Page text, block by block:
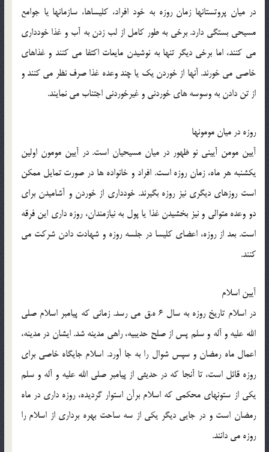
در ميان پروتستانها زمان روزه به خود افراد، كليساها، سازمانها يا جوامع
مسيحي بستگي دارد. برخي به طور كامل از لب زدن به آب و غذا خودداري
مي كنند، اما برخي ديگر تنها به نوشيدن مايعات اكتفا مي كنند و غذاهاي
خاصي مي خورند. آنها از خوردن يك يا چند وعده غذا صرف نظر مي كنند و
از تن دادن به وسوسه هاي خوردني و غيرخوردني اجتناب مي نمايند.
روزه در ميان مومونها
آيين مومن آييني نو ظهور در ميان مسيحيان است. در آيين مومون اولين
يكشنبه هر ماه، زمان روزه است. افراد و خانواده ها در صورت تمايل ممكن
است روزهاي ديگري نيز روزه بگيرند. خودداري از خوردن و آشاميدن براي
دو وعده متوالي و نيز بخشيدن غذا يا پول به نيازمندان، روزه داري اين فرقه
است. بعد از روزه، اعضاي كليسا در جلسه روزه و شهادت دادن شركت مي
كنند.
آيين اسلام
در اسلام تاريخ روزه به سال 6 ه.ق مي رسد. زماني كه پيامبر اسلام صلي
الله عليه و آله و سلم پس از صلح حديبيه، راهي مدينه شد. ايشان در مدينه،
اعمال ماه رمضان و سپس شوال را به جا آورد. اسلام جايگاه خاصي براي
روزه قائل است، تا آنجا كه در حديثي از پيامبر صلي الله عليه و آله و سلم
يكي از ستونهاي محكمي كه اسلام برآن استوار گرديده، روزه داري در ماه
رمضان است و در جايي ديگر يكي از سه ساحت بهره برداري از اسلام را
روزه مي دانند.